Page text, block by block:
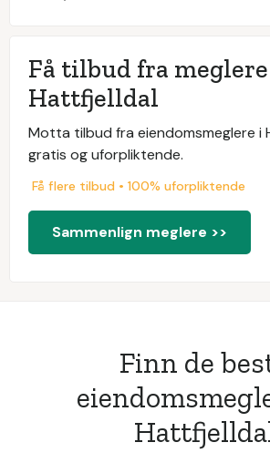
Få tilbud fra
Hattfjelldal
Motta tilbud fra eiendomsmeglere i
gratis og uforpliktende.
Få flere tilbud • 100% uforpliktende
Sammenlign meglere >>
Finn de